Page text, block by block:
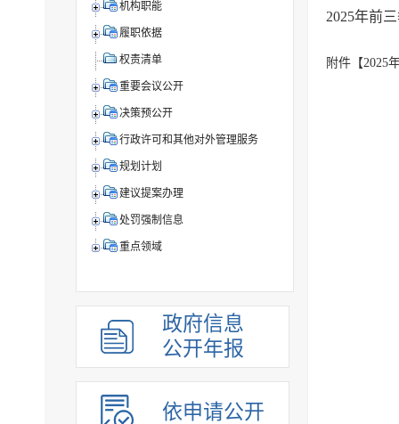
机构职能
履职依据
权责清单
重要会议公开
决策预公开
行政许可和其他对外管理服务
规划计划
建议提案办理
处罚强制信息
重点领域
政府信息
公开年报
依申请公开
2025年前
附件【2025